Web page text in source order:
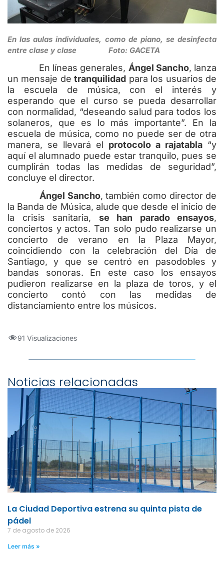
En las aulas individuales, como de piano, se desinfecta
entre clase y clase Foto: GACETA
En líneas generales, Ángel Sancho, lanza
un mensaje detranquilidad para los usuarios de
la escuela de música, con el interés y
esperando que el curso se pueda desarrollar
con normalidad, “deseando salud para todos los
solaneros, que es lo más importante”. En la
escuela de música, como no puede ser de otra
manera, se llevará el protocolo a rajatabla “y
aquí el alumnado puede estar tranquilo, pues se
cumplirán todas las medidas de seguridad”,
concluye el director.
Ángel Sancho, también como director de
la Banda de Música, alude que desde el inicio de
la crisis sanitaria, se han parado ensayos,
conciertos y actos. Tan solo pudo realizarse un
concierto de verano en la Plaza Mayor,
coincidiendo con la celebración del Día de
Santiago, y que se centró en pasodobles y
bandas sonoras. En este caso los ensayos
pudieron realizarse en la plaza de toros, y el
concierto contó con las medidas de
distanciamiento entre los músicos.
91 Visualizaciones
Noticias relacionadas
La Ciudad Deportiva estrena su quinta pista de
pádel
7 de agosto de 2026
Leer más »